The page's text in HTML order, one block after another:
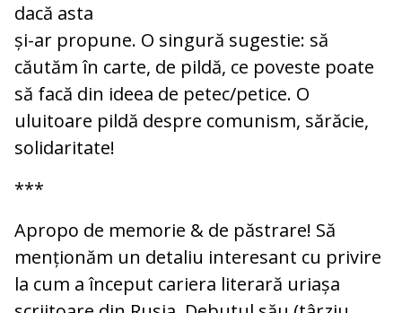
dacă asta
și-ar propune. O singură sugestie: să
căutăm în carte, de pildă, ce poveste poate
să facă din ideea de petec/petice. O
uluitoare pildă despre comunism, sărăcie,
solidaritate!
***
Apropo de memorie & de păstrare! Să
menționăm un detaliu interesant cu privire
la cum a început cariera literară uriașa